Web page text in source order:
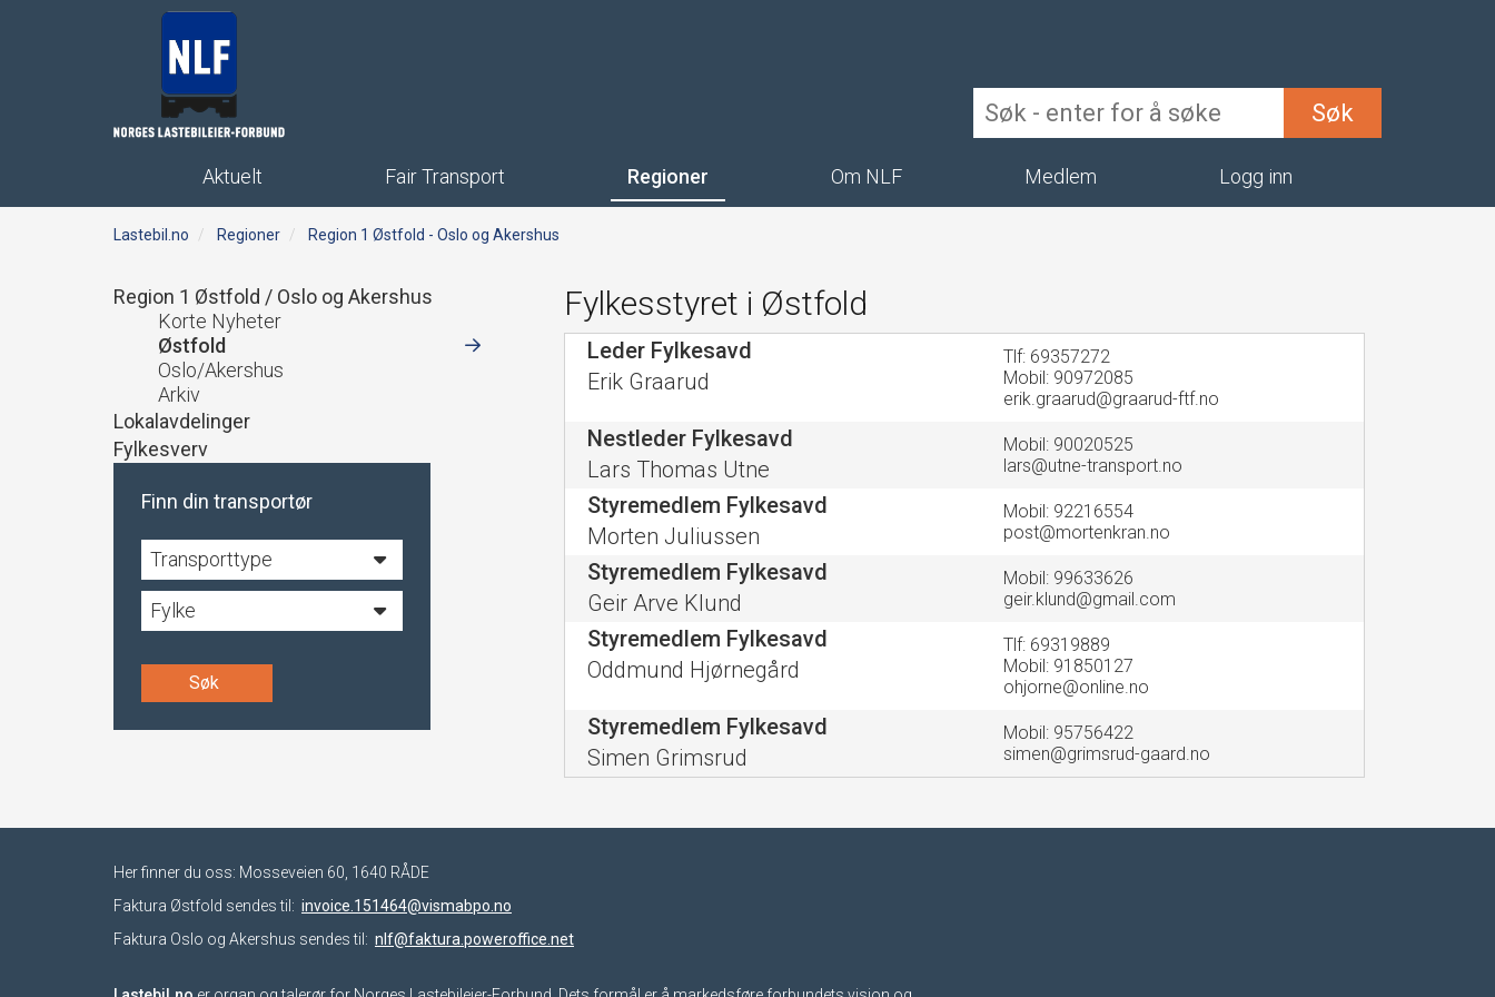
Søk
Aktuelt Fair Transport Regioner Om NLF Medlem Logg inn
Lastebil.no Regioner Region 1 Østfold - Oslo og Akershus
Region 1 Østfold / Oslo og Akershus
Korte Nyheter
Østfold
Oslo/Akershus
Arkiv
Lokalavdelinger
Fylkesverv
Finn din transportør
Transporttype
Fylke
Søk
Fylkesstyret i Østfold
Leder Fylkesavd
Erik Graarud
Tlf: 69357272
Mobil: 90972085
erik.graarud@graarud-ftf.no
Nestleder Fylkesavd
Lars Thomas Utne
Mobil: 90020525
lars@utne-transport.no
Styremedlem Fylkesavd
Morten Juliussen
Mobil: 92216554
post@mortenkran.no
Styremedlem Fylkesavd
Geir Arve Klund
Mobil: 99633626
geir.klund@gmail.com
Styremedlem Fylkesavd
Oddmund Hjørnegård
Tlf: 69319889
Mobil: 91850127
ohjorne@online.no
Styremedlem Fylkesavd
Simen Grimsrud
Mobil: 95756422
simen@grimsrud-gaard.no
Her finner du oss: Mosseveien 60, 1640 RÅDE
Faktura Østfold sendes til: invoice.151464@vismabpo.no
Faktura Oslo og Akershus sendes til: nlf@faktura.poweroffice.net